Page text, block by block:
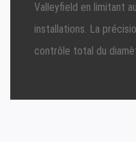
Valleyfield en limitant
installations. La
contrôle total du